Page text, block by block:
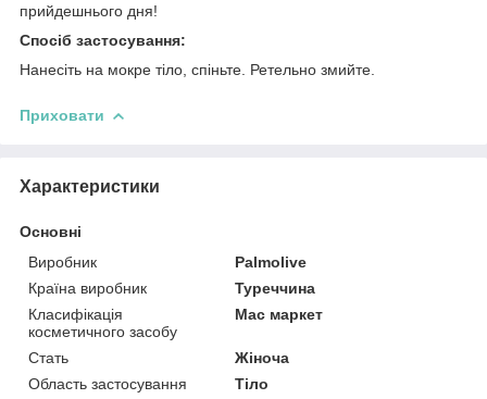
прийдешнього дня!
Спосіб застосування:
Нанесіть на мокре тіло, спіньте. Ретельно змийте.
Приховати
Характеристики
Основні
Виробник
Palmolive
Країна виробник
Туреччина
Класифікація
косметичного засобу
Мас маркет
Стать
Жіноча
Область застосування
Тіло